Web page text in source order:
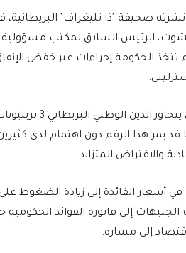
صحيفة "ذا تليغراف" البريطانية،
الحكومة إجراءات عبر خفض
من المتوقع
قد يمر هذا الرقم دون اهتمام لدى
والاقتراض المتزايد.
في أسعار الفائدة إلى زيادة الضغوط
إلى فاتورة الفوائد الحكومية
إلى مساره.